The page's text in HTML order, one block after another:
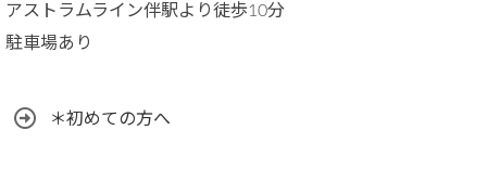
アストラムライン伴駅より徒歩10分
駐車場あり
＊初めての方へ